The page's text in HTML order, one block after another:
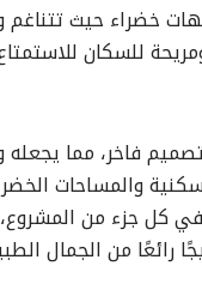
خضراء حيث
للسكان
فاخر، مما
والمساحات
في كل جزء من
من الجمال